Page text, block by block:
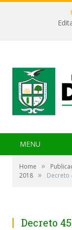
MENU
Home »
2018 » Decreto
Decreto